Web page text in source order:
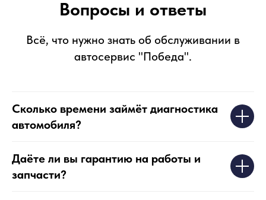
Вопросы и ответы
Всё, что нужно знать об обслуживании в
автосервис "Победа".
Сколько времени займёт диагностика
автомобиля?
Даёте ли вы гарантию на работы и
запчасти?